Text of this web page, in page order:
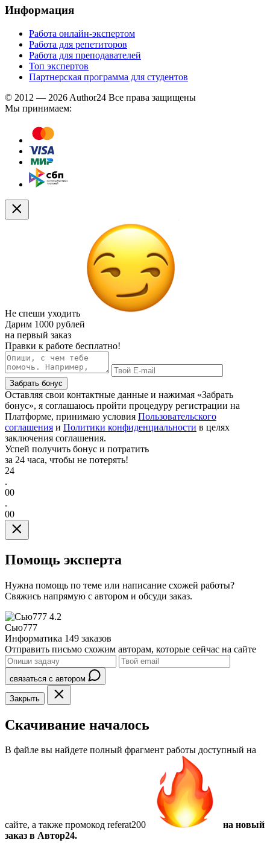
Информация
Работа онлайн-экспертом
Работа для репетиторов
Работа для преподавателей
Топ экспертов
Партнерская программа для студентов
© 2012 — 2026 Author24 Все права защищены
Мы принимаем:
Не спеши уходить
Дарим 1000 рублей
на первый заказ
Правки к работе бесплатно!
Забрать бонус
Оставляя свои контактные данные и нажимая «Забрать
бонус», я соглашаюсь пройти процедуру регистрации на
Платформе, принимаю условия Пользовательского
соглашения и Политики конфиденциальности в целях
заключения соглашения.
Успей получить бонус и потратить
за 24 часа, чтобы не потерять!
24
.
00
.
00
Помощь эксперта
Нужна помощь по теме или написание схожей работы?
Свяжись напрямую с автором и обсуди заказ.
4.2
Сью777
Информатика 149 заказов
Отправить письмо схожим авторам, которые сейчас на сайте
связаться с автором
Закрыть
Скачивание началось
В файле вы найдете полный фрагмент работы доступный на
сайте, а также промокод referat200
на новый
заказ в Автор24.